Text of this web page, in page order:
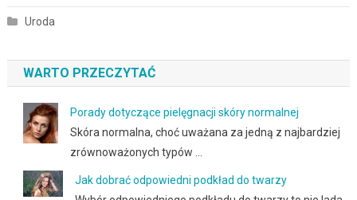
Uroda
WARTO PRZECZYTAĆ
Porady dotyczące pielęgnacji skóry normalnej
Skóra normalna, choć uważana za jedną z najbardziej
zrównoważonych typów …
Jak dobrać odpowiedni podkład do twarzy